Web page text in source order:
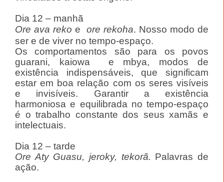
Dia 12 – manhã
Ore ava reko e ore rekoha. Nosso modo de
ser e de viver no tempo-espaço.
Os comportamentos são para os povos
guarani, kaiowa e mbya, modos de
existência indispensáveis, que significam
estar em boa relação com os seres visíveis
e invisíveis. Garantir a existência
harmoniosa e equilibrada no tempo-espaço
é o trabalho constante dos seus xamãs e
intelectuais.
Dia 12 – tarde
Ore Aty Guasu, jeroky, tekorã. Palavras de
ação.